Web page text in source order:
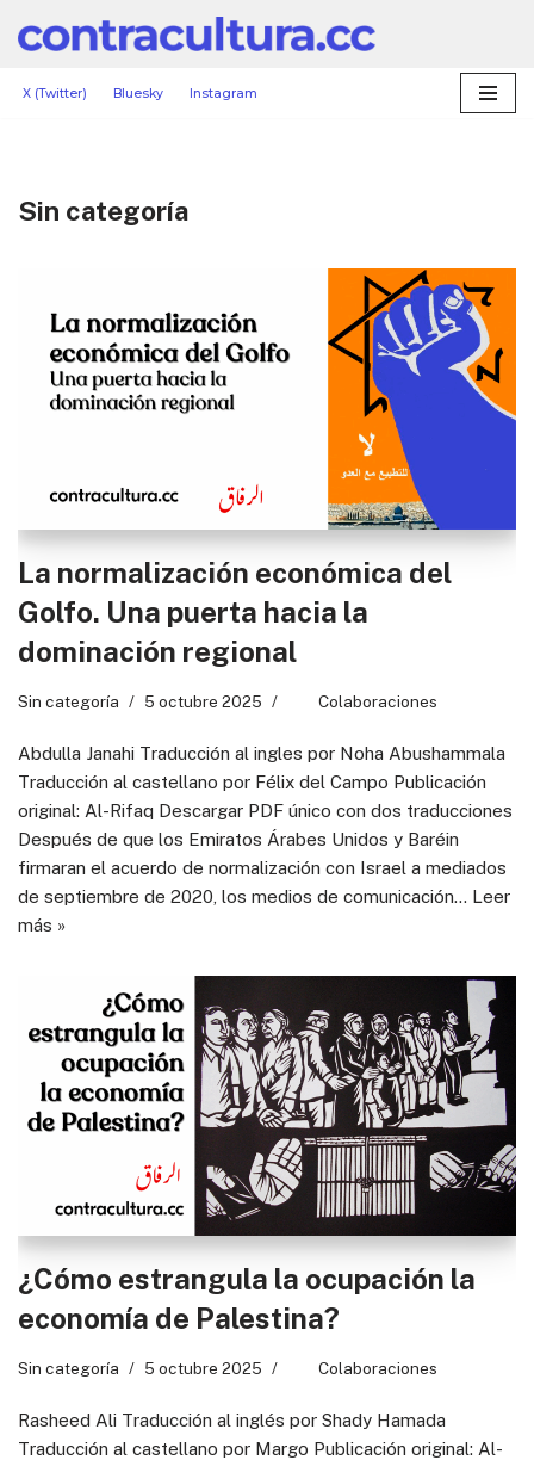
al
X (Twitter) Bluesky Instagram
Sin categoría
La normalización económica del
Golfo. Una puerta hacia la
dominación regional
Sin categoría 5 octubre 2025 Colaboraciones
Abdulla Janahi Traducción al ingles por Noha Abushammala
Traducción al castellano por Félix del Campo Publicación
original: Al-Rifaq Descargar PDF único con dos traducciones
Después de que los Emiratos Árabes Unidos y Baréin
firmaran el acuerdo de normalización con Israel a mediados
de septiembre de 2020, los medios de comunicación… Leer
más »
¿Cómo estrangula la ocupación la
economía de Palestina?
Sin categoría 5 octubre 2025 Colaboraciones
Rasheed Ali Traducción al inglés por Shady Hamada
Traducción al castellano por Margo Publicación original: Al-